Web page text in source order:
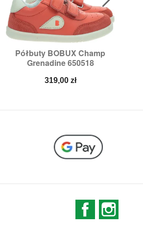
Półbuty BOBUX Champ
Grenadine 650518
Cena
319,00 zł
Szybki podgląd
Rozmiary:23,24
Facebook